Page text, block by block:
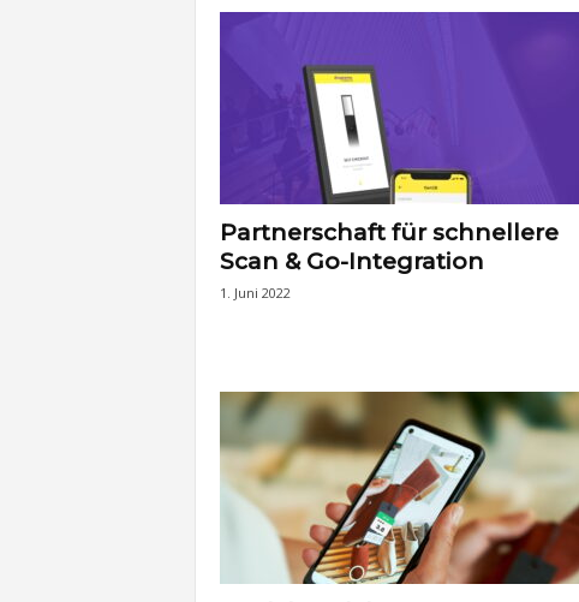
Partnerschaft für schnellere
Scan & Go-Integration
1. Juni 2022